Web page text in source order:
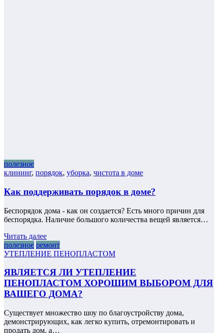
полезное
клининг, порядок, уборка, чистота в доме
Как поддерживать порядок в доме?
Беспорядок дома - как он создается? Есть много причин для
беспорядка. Наличие большого количества вещей является…
Читать далее
полезное ремонт
УТЕПЛЕНИЕ ПЕНОПЛАСТОМ
ЯВЛЯЕТСЯ ЛИ УТЕПЛЕНИЕ
ПЕНОПЛАСТОМ ХОРОШИМ ВЫБОРОМ ДЛЯ
ВАШЕГО ДОМА?
Существует множество шоу по благоустройству дома,
демонстрирующих, как легко купить, отремонтировать и
продать дом, а…